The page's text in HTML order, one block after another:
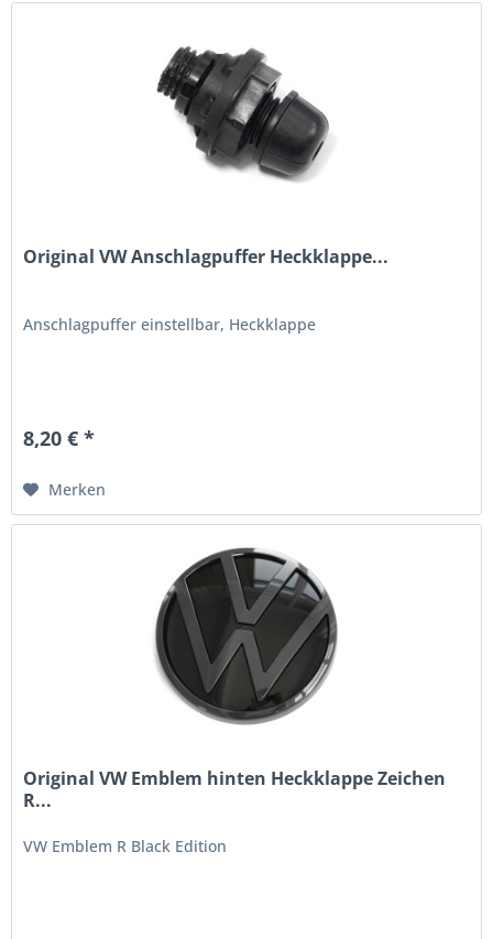
Original VW Anschlagpuffer Heckklappe...
Anschlagpuffer einstellbar, Heckklappe
8,20 € *
Merken
Original VW Emblem hinten Heckklappe Zeichen
R...
VW Emblem R Black Edition